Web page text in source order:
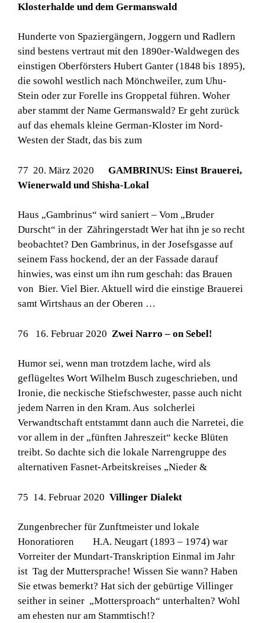
Klosterhalde und dem Germanswald
Hunderte von Spaziergängern, Joggern und Radlern
sind bestens vertraut mit den 1890er-Waldwegen des
einstigen Oberförsters Hubert Ganter (1848 bis 1895),
die sowohl westlich nach Mönchweiler, zum Uhu-
Stein oder zur Forelle ins Groppetal führen. Woher
aber stammt der Name Germanswald? Er geht zurück
auf das ehemals kleine German-Kloster im Nord-
Westen der Stadt, das bis zum
77 20. März 2020 GAMBRINUS: Einst Brauerei,
Wienerwald und Shisha-Lokal
Haus „Gambrinus“ wird saniert – Vom „Bruder
Durscht“ in der Zähringerstadt Wer hat ihn je so recht
beobachtet? Den Gambrinus, in der Josefsgasse auf
seinem Fass hockend, der an der Fassade darauf
hinwies, was einst um ihn rum geschah: das Brauen
von Bier. Viel Bier. Aktuell wird die einstige Brauerei
samt Wirtshaus an der Oberen …
76 16. Februar 2020 Zwei Narro – on Sebel!
Humor sei, wenn man trotzdem lache, wird als
geflügeltes Wort Wilhelm Busch zugeschrieben, und
Ironie, die neckische Stiefschwester, passe auch nicht
jedem Narren in den Kram. Aus solcherlei
Verwandtschaft entstammt dann auch die Narretei, die
vor allem in der „fünften Jahreszeit“ kecke Blüten
treibt. So dachte sich die lokale Narrengruppe des
alternativen Fasnet-Arbeitskreises „Nieder &
75 14. Februar 2020 Villinger Dialekt
Zungenbrecher für Zunftmeister und lokale
Honoratioren H.A. Neugart (1893 – 1974) war
Vorreiter der Mundart-Transkription Einmal im Jahr
ist Tag der Muttersprache! Wissen Sie wann? Haben
Sie etwas bemerkt? Hat sich der gebürtige Villinger
seither in seiner „Mottersproach“ unterhalten? Wohl
am ehesten nur am Stammtisch!?